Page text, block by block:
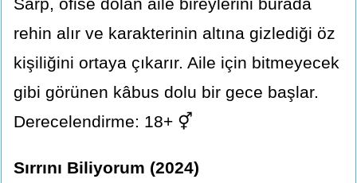
rehin alır ve karakterinin altına gizlediği öz
kişiliğini ortaya çıkarır. Aile için bitmeyecek
gibi görünen kâbus dolu bir gece başlar.
Derecelendirme: 18+ ⚥
Sırrını Biliyorum (2024)